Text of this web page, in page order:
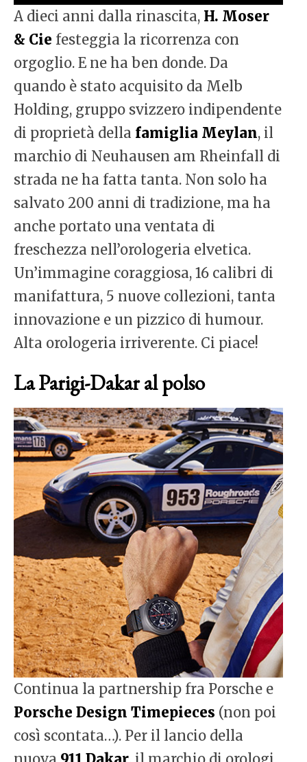
A dieci anni dalla rinascita, H. Moser
& Cie festeggia la ricorrenza con
orgoglio. E ne ha ben donde. Da
quando è stato acquisito da Melb
Holding, gruppo svizzero indipendente
di proprietà della famiglia Meylan, il
marchio di Neuhausen am Rheinfall di
strada ne ha fatta tanta. Non solo ha
salvato 200 anni di tradizione, ma ha
anche portato una ventata di
freschezza nell’orologeria elvetica.
Un’immagine coraggiosa, 16 calibri di
manifattura, 5 nuove collezioni, tanta
innovazione e un pizzico di humour.
Alta orologeria irriverente. Ci piace!
La Parigi-Dakar al polso
Continua la partnership fra Porsche e
Porsche Design Timepieces (non poi
così scontata…). Per il lancio della